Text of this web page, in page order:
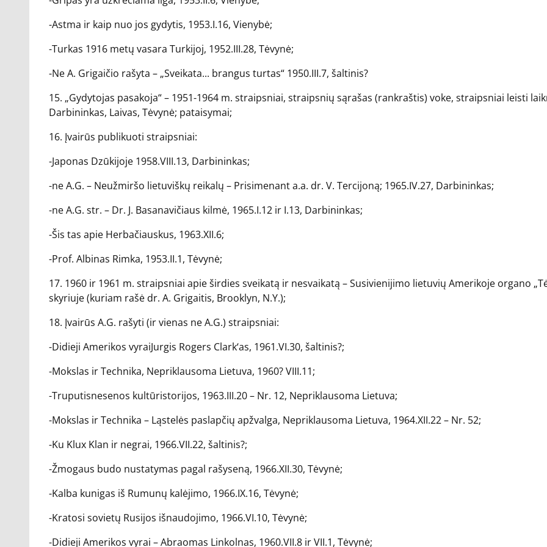
-Astma ir kaip nuo jos gydytis, 1953.I.16, Vienybė;
-Turkas 1916 metų vasara Turkijoj, 1952.III.28, Tėvynė;
-Ne A. Grigaičio rašyta – „Sveikata... brangus turtas“ 1950.III.7, šaltinis?
15. „Gydytojas pasakoja“ – 1951-1964 m. straipsniai, straipsnių sąrašas (rankraštis) voke, straipsniai leisti
Darbininkas, Laivas, Tėvynė; pataisymai;
16. Įvairūs publikuoti straipsniai:
-Japonas Dzūkijoje 1958.VIII.13, Darbininkas;
-ne A.G. – Neužmiršo lietuviškų reikalų – Prisimenant a.a. dr. V. Tercijoną; 1965.IV.27, Darbininkas;
-ne A.G. str. – Dr. J. Basanavičiaus kilmė, 1965.I.12 ir I.13, Darbininkas;
-Šis tas apie Herbačiauskus, 1963.XII.6;
-Prof. Albinas Rimka, 1953.II.1, Tėvynė;
17. 1960 ir 1961 m. straipsniai apie širdies sveikatą ir nesvaikatą – Susivienijimo lietuvių Amerikoje organo
skyriuje (kuriam rašė dr. A. Grigaitis, Brooklyn, N.Y.);
18. Įvairūs A.G. rašyti (ir vienas ne A.G.) straipsniai:
-Didieji Amerikos vyraiJurgis Rogers Clark‘as, 1961.VI.30, šaltinis?;
-Mokslas ir Technika, Nepriklausoma Lietuva, 1960? VIII.11;
-Truputisnesenos kultūristorijos, 1963.III.20 – Nr. 12, Nepriklausoma Lietuva;
-Mokslas ir Technika – Ląstelės paslapčių apžvalga, Nepriklausoma Lietuva, 1964.XII.22 – Nr. 52;
-Ku Klux Klan ir negrai, 1966.VII.22, šaltinis?;
-Žmogaus budo nustatymas pagal rašyseną, 1966.XII.30, Tėvynė;
-Kalba kunigas iš Rumunų kalėjimo, 1966.IX.16, Tėvynė;
-Kratosi sovietų Rusijos išnaudojimo, 1966.VI.10, Tėvynė;
-Didieji Amerikos vyrai – Abraomas Linkolnas, 1960.VII.8 ir VII.1, Tėvynė;